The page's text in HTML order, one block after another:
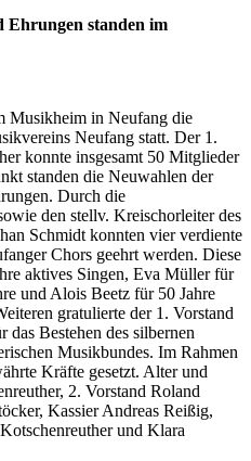
Ehrungen standen im
Musikheim in Neufang die
Neufang statt. Der 1.
konnte insgesamt 50 Mitglieder
standen die Neuwahlen der
Durch die
den stellv. Kreischorleiter des
Schmidt konnten vier verdiente
Chors geehrt werden. Diese
aktives Singen, Eva Müller für
und Alois Beetz für 50 Jahre
gratulierte der 1. Vorstand
Bestehen des silbernen
Musikbundes. Im Rahmen
Kräfte gesetzt. Alter und
2. Vorstand Roland
Kassier Andreas Reißig,
und Klara